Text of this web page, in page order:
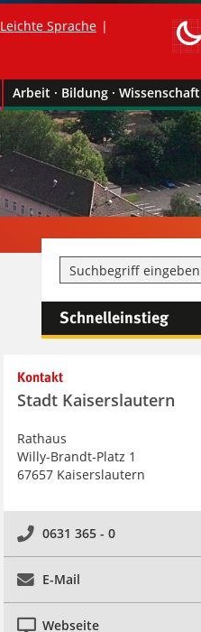
Leichte Sprache
Arbeit · Bildung · Wissenschaft
Schnelleinstieg
Kontakt
Stadt Kaiserslautern
Rathaus
Willy-Brandt-Platz 1
67657 Kaiserslautern
0631 365 - 0
E-Mail
Webseite